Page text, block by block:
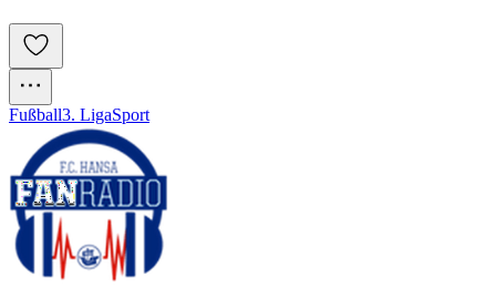
Fußball3. LigaSport